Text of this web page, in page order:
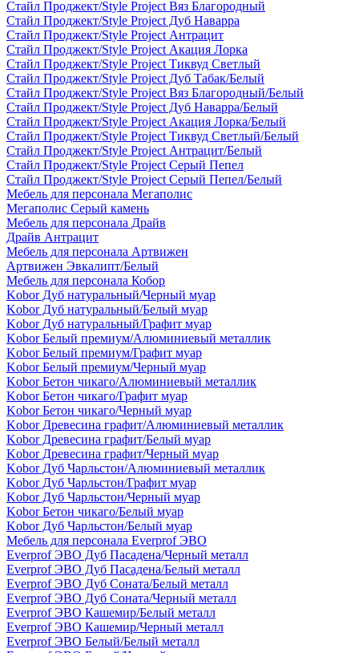
Стайл Проджект/Style Project Вяз Благородный
Стайл Проджект/Style Project Дуб Наварра
Стайл Проджект/Style Project Антрацит
Стайл Проджект/Style Project Акация Лорка
Стайл Проджект/Style Project Тиквуд Светлый
Стайл Проджект/Style Project Дуб Табак/Белый
Стайл Проджект/Style Project Вяз Благородный/Белый
Стайл Проджект/Style Project Дуб Наварра/Белый
Стайл Проджект/Style Project Акация Лорка/Белый
Стайл Проджект/Style Project Тиквуд Светлый/Белый
Стайл Проджект/Style Project Антрацит/Белый
Стайл Проджект/Style Project Серый Пепел
Стайл Проджект/Style Project Серый Пепел/Белый
Мебель для персонала Мегаполис
Мегаполис Серый камень
Мебель для персонала Драйв
Драйв Антрацит
Мебель для персонала Артвижен
Артвижен Эвкалипт/Белый
Мебель для персонала Кобор
Kobor Дуб натуральный/Черный муар
Kobor Дуб натуральный/Белый муар
Kobor Дуб натуральный/Графит муар
Kobor Белый премиум/Алюминиевый металлик
Kobor Белый премиум/Графит муар
Kobor Белый премиум/Черный муар
Kobor Бетон чикаго/Алюминиевый металлик
Kobor Бетон чикаго/Графит муар
Kobor Бетон чикаго/Черный муар
Kobor Древесина графит/Алюминиевый металлик
Kobor Древесина графит/Белый муар
Kobor Древесина графит/Черный муар
Kobor Дуб Чарльстон/Алюминиевый металлик
Kobor Дуб Чарльстон/Графит муар
Kobor Дуб Чарльстон/Черный муар
Kobor Бетон чикаго/Белый муар
Kobor Дуб Чарльстон/Белый муар
Мебель для персонала Everprof ЭВО
Everprof ЭВО Дуб Пасадена/Черный металл
Everprof ЭВО Дуб Пасадена/Белый металл
Everprof ЭВО Дуб Соната/Белый металл
Everprof ЭВО Дуб Соната/Черный металл
Everprof ЭВО Кашемир/Белый металл
Everprof ЭВО Кашемир/Черный металл
Everprof ЭВО Белый/Белый металл